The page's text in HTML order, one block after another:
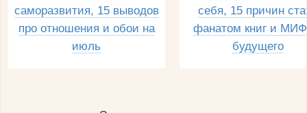
саморазвития, 15 выводов
про отношения и обои на
июль
себя, 15 причин
фанатом книг и
будущего